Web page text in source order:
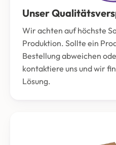
Unser
Wir achten auf höchste
Produktion. Sollte ein
Bestellung abweichen
kontaktiere uns und wir
Lösung.